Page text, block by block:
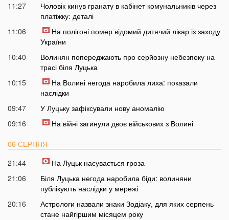
11:27
Чоловік кинув гранату в кабінет комунальників через
платіжку: деталі
11:06
На полігоні помер відомий дитячий лікар із заходу
України
10:40
Волинян попереджають про серйозну небезпеку на
трасі біля Луцька
10:15
На Волині негода наробила лиха: показали
наслідки
09:47
У Луцьку зафіксували нову аномалію
09:16
На війні загинули двоє військових з Волині
06 СЕРПНЯ
21:44
На Луцьк насувається гроза
21:06
Біля Луцька негода наробила біди: волиняни
публікують наслідки у мережі
20:16
Астрологи назвали знаки Зодіаку, для яких серпень
стане найгіршим місяцем року